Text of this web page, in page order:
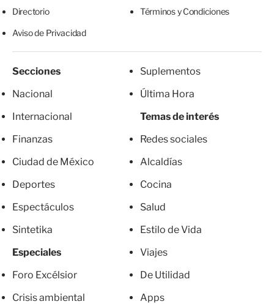
Directorio Términos y Condiciones
Aviso de Privacidad
Secciones
Nacional
Internacional
Finanzas
Ciudad de México
Deportes
Espectáculos
Sintetika
Especiales
Foro Excélsior
Crisis ambiental
Suplementos
Última Hora
Temas de interés
Redes sociales
Alcaldías
Cocina
Salud
Estilo de Vida
Viajes
De Utilidad
Apps